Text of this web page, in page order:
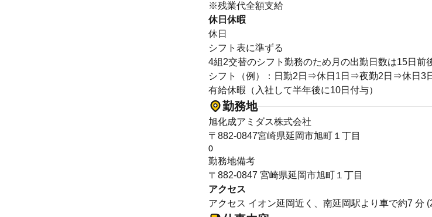
※残業代全額支給
休日休暇
休日
シフト表に準ずる
4組2交替のシフト勤務のため月の出勤日数は15日前
シフト（例）：日勤2日⇒休日1日⇒夜勤2日⇒休日3
有給休暇（入社して半年後に10日付与）
勤務地
旭化成アミダス株式会社
〒882-0847宮崎県延岡市旭町１丁目
0
勤務地備考
〒882-0847 宮崎県延岡市旭町１丁目
アクセス
アクセス イオン延岡近く、南延岡駅より車で約7 分